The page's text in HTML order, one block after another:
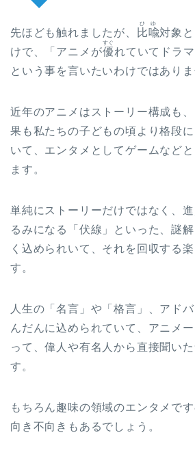
先ほども触れましたが、 比喩
ひゆ
対象
けで、「アニメが優
すぐ
れていてドラ
という事を言いたいわけではありま
近年のアニメはストーリー構成も
果も私たちの子どもの頃より格段
いて、エンタメとしてゲームなど
ます。
単純にストーリーだけではなく、
るみになる「伏線」といった、謎
く込められいて、それを回収する
す。
人生の「名言」や「格言」、アド
んだんに込められていて、アニメ
って、偉人や有名人から直接聞い
す。
もちろん趣味の領域のエンタメで
向き不向きもあるでしょう。